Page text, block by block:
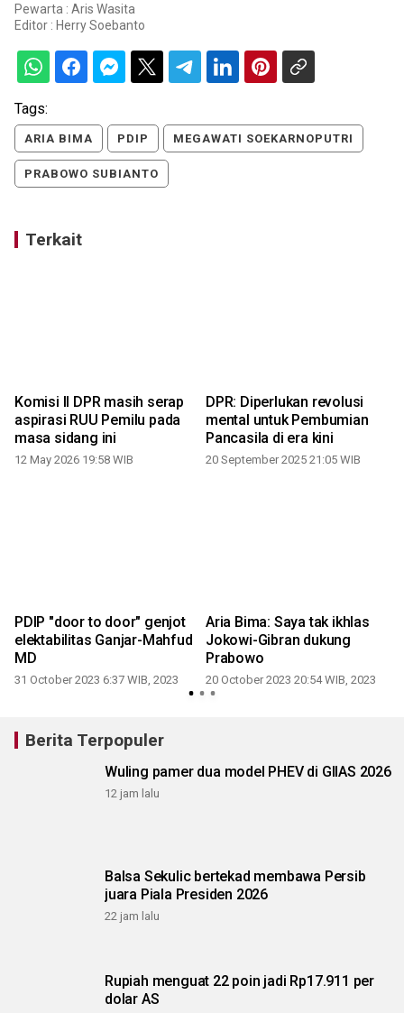
Pewarta : Aris Wasita
Editor : Herry Soebanto
Tags:
ARIA BIMA PDIP MEGAWATI SOEKARNOPUTRI
PRABOWO SUBIANTO
Terkait
Komisi II DPR masih serap
aspirasi RUU Pemilu pada
masa sidang ini
12 May 2026 19:58 WIB
DPR: Diperlukan revolusi
mental untuk Pembumian
Pancasila di era kini
20 September 2025 21:05 WIB
PDIP "door to door" genjot
elektabilitas Ganjar-Mahfud
MD
31 October 2023 6:37 WIB, 2023
Aria Bima: Saya tak ikhlas
Jokowi-Gibran dukung
Prabowo
20 October 2023 20:54 WIB, 2023
Berita Terpopuler
Wuling pamer dua model PHEV di GIIAS 2026
12 jam lalu
Balsa Sekulic bertekad membawa Persib
juara Piala Presiden 2026
22 jam lalu
Rupiah menguat 22 poin jadi Rp17.911 per
dolar AS